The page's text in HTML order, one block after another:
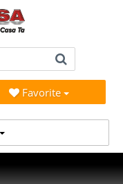
Favorite